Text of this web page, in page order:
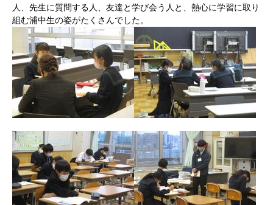
人、先生に質問する人、友達と学び会う人と、熱心に学習に取り
組む浦中生の姿がたくさんでした。